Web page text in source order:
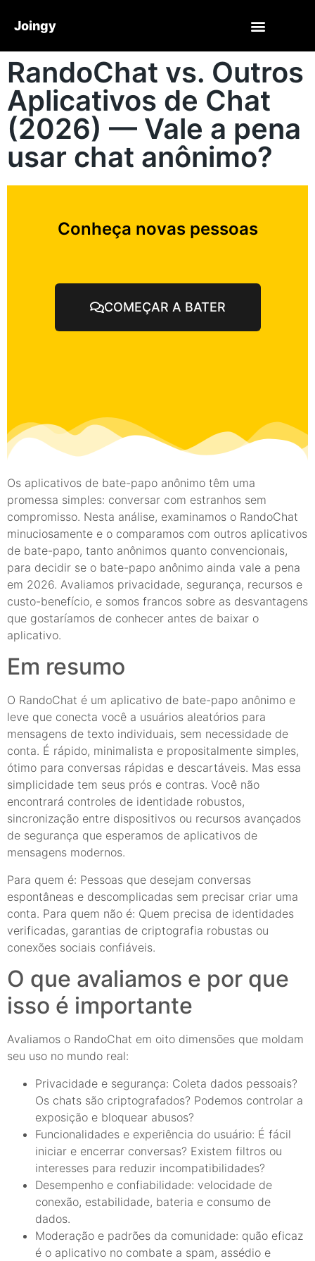
Joingy
RandoChat vs. Outros
Aplicativos de Chat
(2026) — Vale a pena
usar chat anônimo?
Conheça novas pessoas
COMEÇAR A BATER
Os aplicativos de bate-papo anônimo têm uma
promessa simples: conversar com estranhos sem
compromisso. Nesta análise, examinamos o RandoChat
minuciosamente e o comparamos com outros aplicativos
de bate-papo, tanto anônimos quanto convencionais,
para decidir se o bate-papo anônimo ainda vale a pena
em 2026. Avaliamos privacidade, segurança, recursos e
custo-benefício, e somos francos sobre as desvantagens
que gostaríamos de conhecer antes de baixar o
aplicativo.
Em resumo
O RandoChat é um aplicativo de bate-papo anônimo e
leve que conecta você a usuários aleatórios para
mensagens de texto individuais, sem necessidade de
conta. É rápido, minimalista e propositalmente simples,
ótimo para conversas rápidas e descartáveis. Mas essa
simplicidade tem seus prós e contras. Você não
encontrará controles de identidade robustos,
sincronização entre dispositivos ou recursos avançados
de segurança que esperamos de aplicativos de
mensagens modernos.
Para quem é: Pessoas que desejam conversas
espontâneas e descomplicadas sem precisar criar uma
conta. Para quem não é: Quem precisa de identidades
verificadas, garantias de criptografia robustas ou
conexões sociais confiáveis.
O que avaliamos e por que
isso é importante
Avaliamos o RandoChat em oito dimensões que moldam
seu uso no mundo real:
Privacidade e segurança: Coleta dados pessoais?
Os chats são criptografados? Podemos controlar a
exposição e bloquear abusos?
Funcionalidades e experiência do usuário: É fácil
iniciar e encerrar conversas? Existem filtros ou
interesses para reduzir incompatibilidades?
Desempenho e confiabilidade: velocidade de
conexão, estabilidade, bateria e consumo de
dados.
Moderação e padrões da comunidade: quão eficaz
é o aplicativo no combate a spam, assédio e